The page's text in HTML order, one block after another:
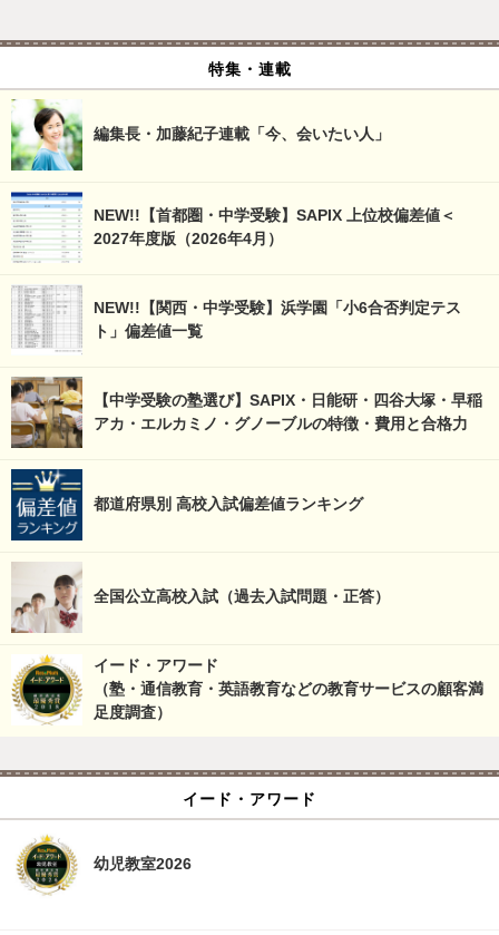
特集・連載
編集長・加藤紀子連載「今、会いたい人」
NEW!!【首都圏・中学受験】SAPIX 上位校偏差値＜
2027年度版（2026年4月）
NEW!!【関西・中学受験】浜学園「小6合否判定テス
ト」偏差値一覧
【中学受験の塾選び】SAPIX・日能研・四谷大塚・早稲
アカ・エルカミノ・グノーブルの特徴・費用と合格力
都道府県別 高校入試偏差値ランキング
全国公立高校入試（過去入試問題・正答）
イード・アワード
（塾・通信教育・英語教育などの教育サービスの顧客満
足度調査）
イード・アワード
幼児教室2026